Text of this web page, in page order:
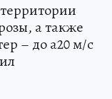
а также
– до а20 м/с